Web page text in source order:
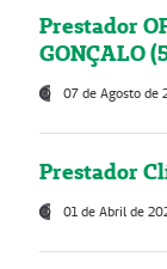
Prestador
GONÇALO
07 de Agosto de
Prestador
01 de Abril de